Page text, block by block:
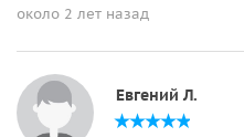
около 2 лет назад
Евгений Л.